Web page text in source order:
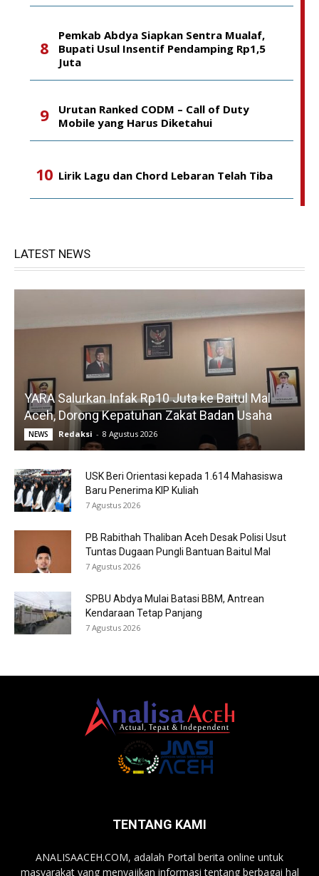
Pemkab Abdya Siapkan Sentra Mualaf,
Bupati Usul Insentif Pendamping Rp1,5
Juta
Urutan Ranked CODM – Call of Duty
Mobile yang Harus Diketahui
Lirik Lagu dan Chord Lebaran Telah Tiba
LATEST NEWS
YARA Salurkan Infak Rp10 Juta ke Baitul Mal
Aceh, Dorong Kepatuhan Zakat Badan Usaha
NEWS Redaksi - 8 Agustus 2026
USK Beri Orientasi kepada 1.614 Mahasiswa
Baru Penerima KIP Kuliah
7 Agustus 2026
PB Rabithah Thaliban Aceh Desak Polisi Usut
Tuntas Dugaan Pungli Bantuan Baitul Mal
7 Agustus 2026
SPBU Abdya Mulai Batasi BBM, Antrean
Kendaraan Tetap Panjang
7 Agustus 2026
TENTANG KAMI
ANALISAACEH.COM, adalah Portal berita online untuk
masyarakat yang menyajikan informasi tentang berbagai hal